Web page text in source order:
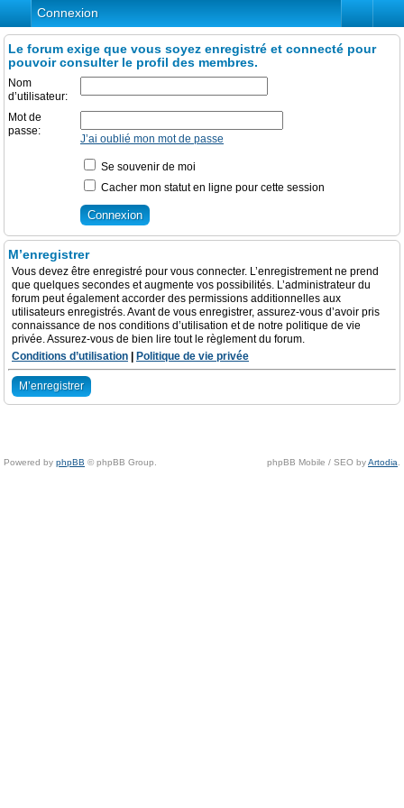
Connexion
Le forum exige que vous soyez enregistré et connecté pour
pouvoir consulter le profil des membres.
Nom
d’utilisateur:
Mot de
passe:
J’ai oublié mon mot de passe
Se souvenir de moi
Cacher mon statut en ligne pour cette session
M’enregistrer
Vous devez être enregistré pour vous connecter. L’enregistrement ne prend
que quelques secondes et augmente vos possibilités. L’administrateur du
forum peut également accorder des permissions additionnelles aux
utilisateurs enregistrés. Avant de vous enregistrer, assurez-vous d’avoir pris
connaissance de nos conditions d’utilisation et de notre politique de vie
privée. Assurez-vous de bien lire tout le règlement du forum.
Conditions d’utilisation
Politique de vie privée
M’enregistrer
Powered by phpBB © phpBB Group. phpBB Mobile / SEO byArtodia